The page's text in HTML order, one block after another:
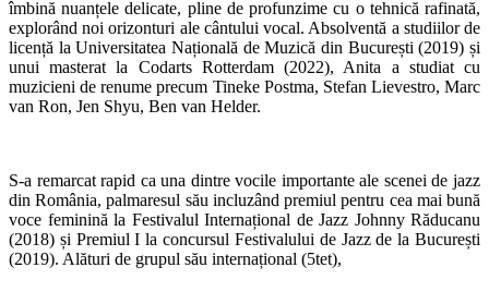
îmbină nuanțele delicate, pline de profunzime cu o tehnică rafinată,
explorând noi orizonturi ale cântului vocal. Absolventă a studiilor de
licență la Universitatea Națională de Muzică din București (2019) și
unui masterat la Codarts Rotterdam (2022), Anita a studiat cu
muzicieni de renume precum Tineke Postma, Stefan Lievestro, Marc
van Ron, Jen Shyu, Ben van Helder.
S-a remarcat rapid ca una dintre vocile importante ale scenei de jazz
din România, palmaresul său incluzând premiul pentru cea mai bună
voce feminină la Festivalul Internațional de Jazz Johnny Răducanu
(2018) și Premiul I la concursul Festivalului de Jazz de la București
(2019). Alături de grupul său internațional (5tet),